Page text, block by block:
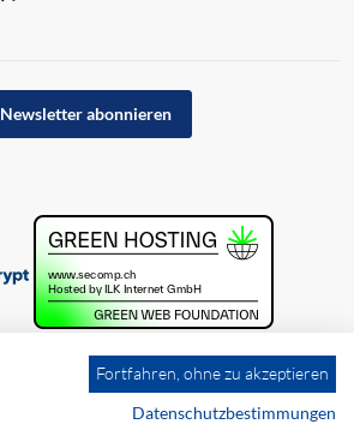
Newsletter abonnieren
Fortfahren, ohne zu akzeptieren
Datenschutzbestimmungen